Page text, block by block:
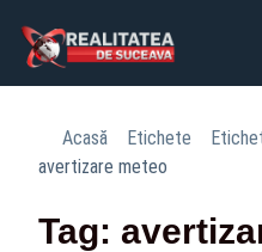
Acasă Etichete
avertizare meteo
Tag: